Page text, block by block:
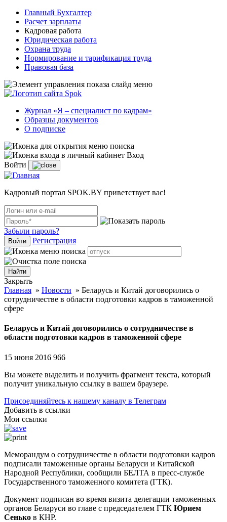
Главный Бухгалтер
Расчет зарплаты
Кадровая работа
Юридическая работа
Охрана труда
Нормирование и тарификация труда
Правовая база
Журнал «Я – специалист по кадрам»
Образцы документов
О подписке
Вход
Войти
Кадровый портал SPOK.BY приветствует вас!
Забыли пароль?
Войти Регистрация
Закрыть
Главная » Новости » Беларусь и Китай договорились о
сотрудничестве в области подготовки кадров в таможенной
сфере
Беларусь и Китай договорились о сотрудничестве в
области подготовки кадров в таможенной сфере
15 июня 2016 966
Вы можете выделить и получить фрагмент текста, который
получит уникальную ссылку в вашем браузере.
Присоединяйтесь к нашему каналу в Телеграм
Добавить в ссылки
Мои ссылки
Меморандум о сотрудничестве в области подготовки кадров
подписали таможенные органы Беларуси и Китайской
Народной Республики, сообщили БЕЛТА в пресс-службе
Государственного таможенного комитета (ГТК).
Документ подписан во время визита делегации таможенных
органов Беларуси во главе с председателем ГТК Юрием
Сенько в КНР.